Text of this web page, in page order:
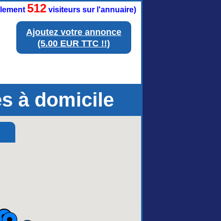
Ajoutez votre annonce
(5.00 EUR TTC !!)
512 visiteurs sur l'annuaire)
à domicile